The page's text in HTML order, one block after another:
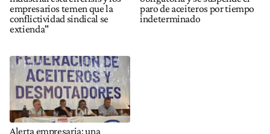
empresarios temen que la
conflictividad sindical se
extienda"
paro de aceiteros por tiempo
indeterminado
Alerta empresaria: una